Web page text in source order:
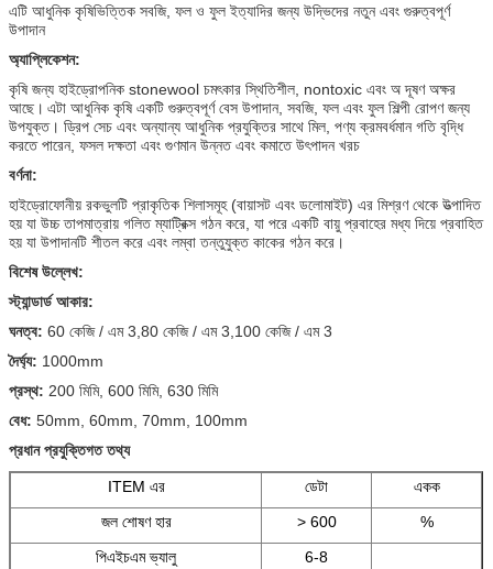
এটি আধুনিক কৃষিভিত্তিক সবজি, ফল ও ফুল ইত্যাদির জন্য উদ্ভিদের নতুন এবং গুরুত্বপূর্ণ
উপাদান
অ্যাপ্লিকেশন:
কৃষি জন্য হাইড্রোপনিক stonewool চমৎকার স্থিতিশীল, nontoxic এবং অ দূষণ অক্ষর
আছে। এটা আধুনিক কৃষি একটি গুরুত্বপূর্ণ বেস উপাদান, সবজি, ফল এবং ফুল শিল্পী রোপণ জন্য
উপযুক্ত। ড্রিপ সেচ এবং অন্যান্য আধুনিক প্রযুক্তির সাথে মিল, পণ্য ক্রমবর্ধমান গতি বৃদ্ধি
করতে পারেন, ফসল দক্ষতা এবং গুণমান উন্নত এবং কমাতে উৎপাদন খরচ
বর্ণনা:
হাইড্রোফোনীয় রকভুলটি প্রাকৃতিক শিলাসমূহ (বায়াসট এবং ডলোমাইট) এর মিশ্রণ থেকে উত্পাদিত
হয় যা উচ্চ তাপমাত্রায় গলিত ম্যাট্রিক্স গঠন করে, যা পরে একটি বায়ু প্রবাহের মধ্য দিয়ে প্রবাহিত
হয় যা উপাদানটি শীতল করে এবং লম্বা তন্তুযুক্ত কাকের গঠন করে।
বিশেষ উল্লেখ:
স্ট্যান্ডার্ড আকার:
ঘনত্ব: 60 কেজি / এম 3,80 কেজি / এম 3,100 কেজি / এম 3
দৈর্ঘ্য: 1000mm
প্রস্থ: 200 মিমি, 600 মিমি, 630 মিমি
বেধ: 50mm, 60mm, 70mm, 100mm
প্রধান প্রযুক্তিগত তথ্য
ITEM এর ডেটা
একক
জল শোষণ হার
> 600
%
পিএইচএম ভ্যালু
6-8